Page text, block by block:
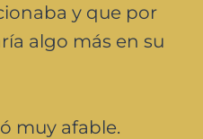
y que por
algo más en su
muy afable.